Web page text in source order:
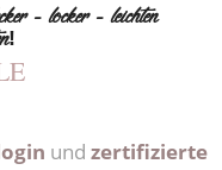
– locker – leichten
und zertifizierte